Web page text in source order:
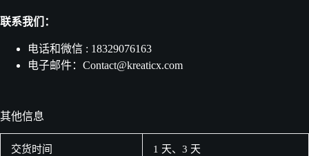
联系我们：
电话和微信 : 18329076163
电子邮件：Contact@kreaticx.com
其他信息
交货时间 1 天、3 天